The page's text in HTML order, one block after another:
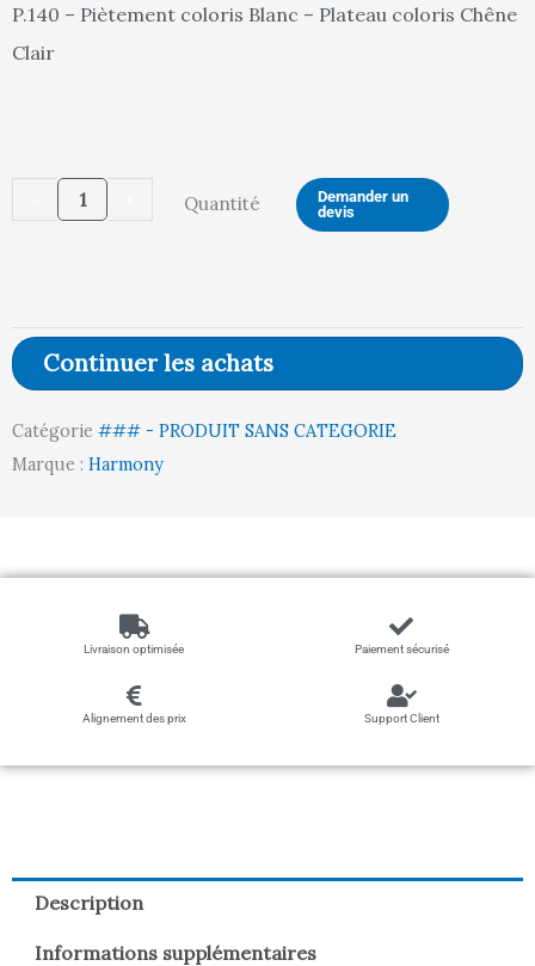
P.140 – Piètement coloris Blanc – Plateau coloris Chêne
Clair
quantité
de
(BL/CHENE
CLAIR)
Quantité
Demander un
devis
Continuer les achats
Catégorie ### - PRODUIT SANS CATEGORIE
Marque : Harmony
Livraison optimisée Paiement sécurisé
Alignement des prix Support Client
Description
Informations supplémentaires